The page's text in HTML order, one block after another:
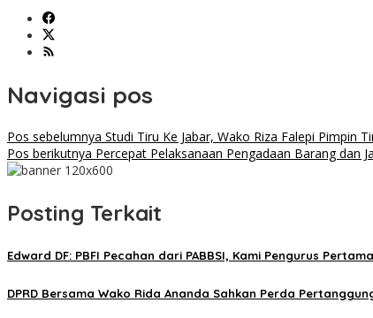
Navigasi pos
Pos sebelumnya Studi Tiru Ke Jabar, Wako Riza Falepi Pimpin
Pos berikutnya Percepat Pelaksanaan Pengadaan Barang dan
Posting Terkait
Edward DF: PBFI Pecahan dari PABBSI, Kami Pengurus
DPRD Bersama Wako Rida Ananda Sahkan Perda